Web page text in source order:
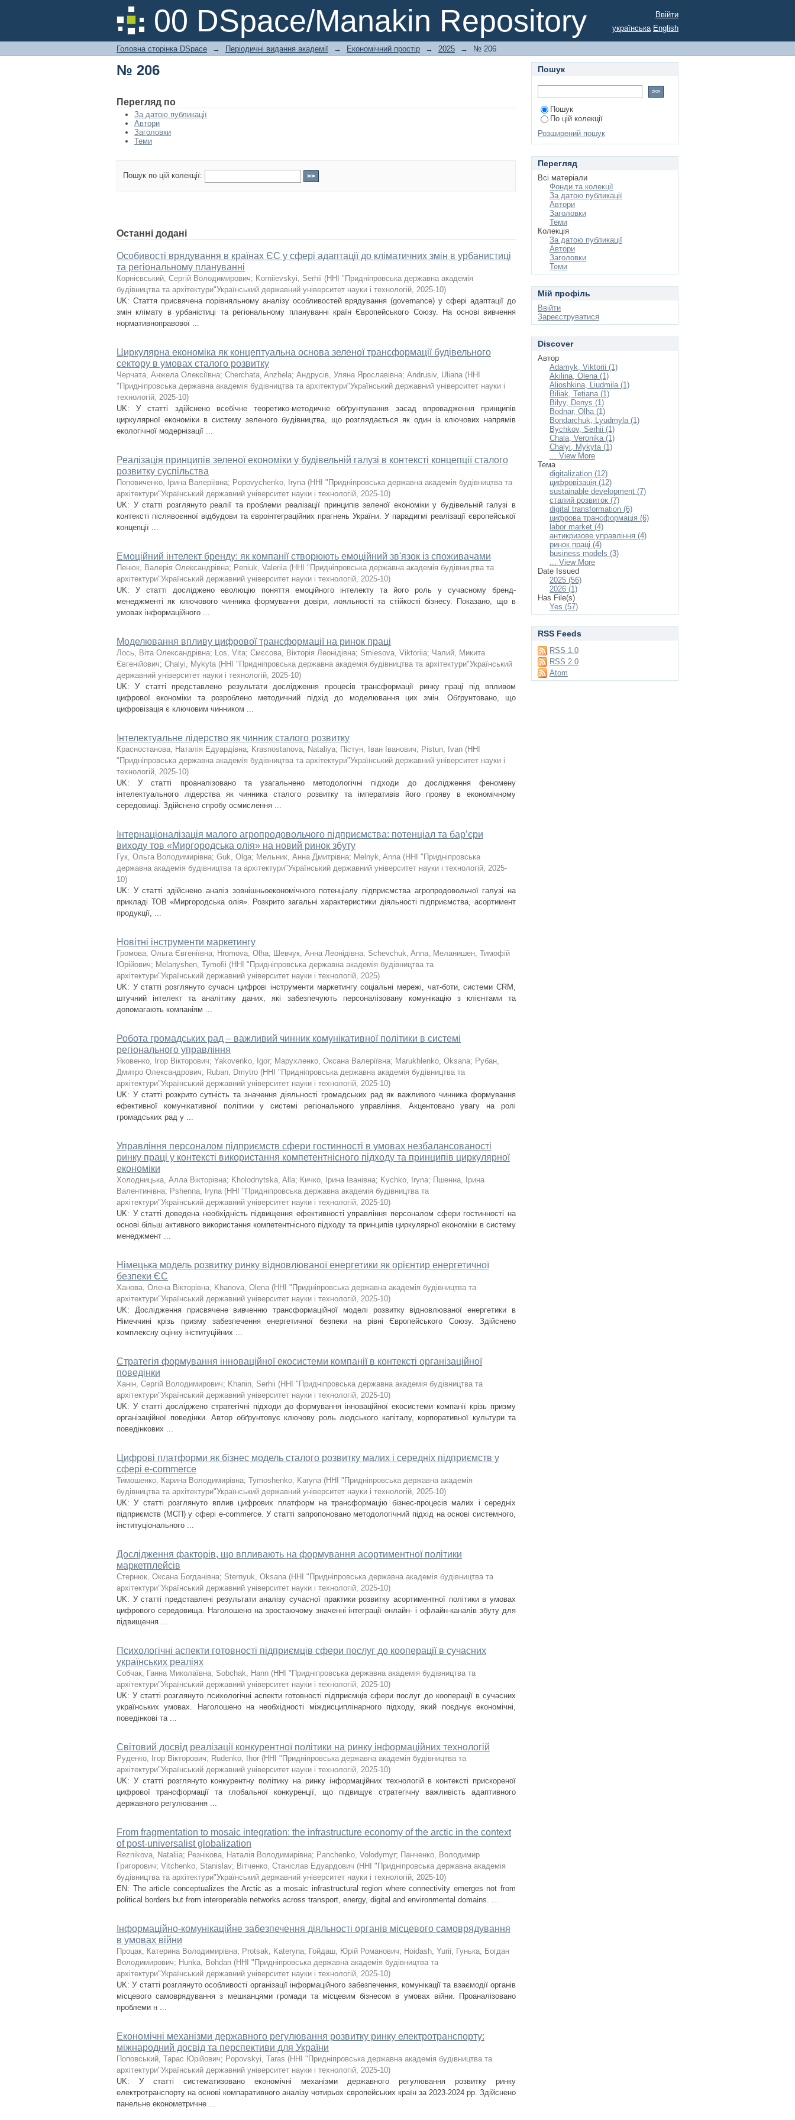
00 DSpace/Manakin Repository
№ 206
Ввійти
українська English
Головна сторінка DSpace → Періодичні видання академії → Економічний простір → 2025 → № 206
№ 206
Перегляд по
За датою публикації
Автори
Заголовки
Теми
Пошук по цій колекції:
Останні додані
Особивості врядування в країнах ЄС у сфері адаптації до кліматичних змін в урбанистиці
та регіональному плануванні
Корнієвський, Сергій Володимирович; Korniievskyi, Serhii (ННІ "Придніпровська державна академія
будівництва та архітектури"Український державний університет науки і технологій, 2025-10)
UK: Стаття присвячена порівняльному аналізу особливостей врядування (governance) у сфері адаптації до
змін клімату в урбаністиці та регіональному плануванні країн Європейського Союзу. На основі вивчення
нормативноправової ...
Циркулярна економіка як концептуальна основа зеленої трансформації будівельного
сектору в умовах сталого розвитку
Черчата, Анжела Олексіївна; Cherchata, Anzhela; Андрусів, Уляна Ярославівна; Аndrusiv, Uliana (ННІ
"Придніпровська державна академія будівництва та архітектури"Український державний університет науки і
технологій, 2025-10)
UK: У статті здійснено всебічне теоретико-методичне обґрунтування засад впровадження принципів
циркулярної економіки в систему зеленого будівництва, що розглядається як один із ключових напрямів
екологічної модернізації ...
Реалізація принципів зеленої економіки у будівельній галузі в контексті концепції сталого
розвитку суспільства
Поповиченко, Ірина Валеріївна; Popovychenko, Iryna (ННІ "Придніпровська державна академія будівництва та
архітектури"Український державний університет науки і технологій, 2025-10)
UK: У статті розглянуто реалії та проблеми реалізації принципів зеленої економіки у будівельній галузі в
контексті післявоєнної відбудови та євроінтеграційних прагнень України. У парадигмі реалізації європейської
концепції ...
Емоційний інтелект бренду: як компанії створюють емоційний зв'язок із споживачами
Пенюк, Валерія Олександрівна; Peniuk, Valeriia (ННІ "Придніпровська державна академія будівництва та
архітектури"Український державний університет науки і технологій, 2025-10)
UK: У статті досліджено еволюцію поняття емоційного інтелекту та його роль у сучасному бренд-
менеджменті як ключового чинника формування довіри, лояльності та стійкості бізнесу. Показано, що в
умовах інформаційного ...
Моделювання впливу цифрової трансформації на ринок праці
Лось, Віта Олександрівна; Los, Vita; Смєсова, Вікторія Леонідівна; Smiesova, Viktoriia; Чалий, Микита
Євгенійович; Chalyi, Mykyta (ННІ "Придніпровська державна академія будівництва та архітектури"Український
державний університет науки і технологій, 2025-10)
UK: У статті представлено результати дослідження процесів трансформації ринку праці під впливом
цифрової економіки та розроблено методичний підхід до моделювання цих змін. Обґрунтовано, що
цифровізація є ключовим чинником ...
Інтелектуальне лідерство як чинник сталого розвитку
Красностанова, Наталія Едуардівна; Krasnostanova, Nataliya; Пістун, Іван Іванович; Pistun, Ivan (ННІ
"Придніпровська державна академія будівництва та архітектури"Український державний університет науки і
технологій, 2025-10)
UK: У статті проаналізовано та узагальнено методологічні підходи до дослідження феномену
інтелектуального лідерства як чинника сталого розвитку та імперативів його прояву в економічному
середовищі. Здійснено спробу осмислення ...
Інтернаціоналізація малого агропродовольчого підприємства: потенціал та бар’єри
виходу тов «Миргородська олія» на новий ринок збуту
Гук, Ольга Володимирівна; Guk, Olga; Мельник, Анна Дмитрівна; Melnyk, Anna (ННІ "Придніпровська
державна академія будівництва та архітектури"Український державний університет науки і технологій, 2025-
10)
UK: У статті здійснено аналіз зовнішньоекономічного потенціалу підприємства агропродовольчої галузі на
прикладі ТОВ «Миргородська олія». Розкрито загальні характеристики діяльності підприємства, асортимент
продукції, ...
Новітні інструменти маркетингу
Громова, Ольга Євгеніївна; Hromova, Olha; Шевчук, Анна Леонідівна; Schevchuk, Anna; Меланишен, Тимофій
Юрійович; Melanyshen, Tymofii (ННІ "Придніпровська державна академія будівництва та
архітектури"Український державний університет науки і технологій, 2025)
UK: У статті розглянуто сучасні цифрові інструменти маркетингу соціальні мережі, чат-боти, системи CRM,
штучний інтелект та аналітику даних, які забезпечують персоналізовану комунікацію з клієнтами та
допомагають компаніям ...
Робота громадських рад – важливий чинник комунікативної політики в системі
регіонального управління
Яковенко, Ігор Вікторович; Yakovenko, Igor; Марухленко, Оксана Валеріївна; Marukhlenko, Oksana; Рубан,
Дмитро Олександрович; Ruban, Dmytro (ННІ "Придніпровська державна академія будівництва та
архітектури"Український державний університет науки і технологій, 2025-10)
UK: У статті розкрито сутність та значення діяльності громадських рад як важливого чинника формування
ефективної комунікативної політики у системі регіонального управління. Акцентовано увагу на ролі
громадських рад у ...
Управління персоналом підприємств сфери гостинності в умовах незбалансованості
ринку праці у контексті використання компетентнісного підходу та принципів циркулярної
економіки
Холодницька, Алла Вікторівна; Kholodnytska, Alla; Кичко, Ірина Іванівна; Kychko, Iryna; Пшенна, Ірина
Валентинівна; Pshenna, Iryna (ННІ "Придніпровська державна академія будівництва та
архітектури"Український державний університет науки і технологій, 2025-10)
UK: У статті доведена необхідність підвищення ефективності управління персоналом сфери гостинності на
основі більш активного використання компетентнісного підходу та принципів циркулярної економіки в систему
менеджмент ...
Німецька модель розвитку ринку відновлюваної енергетики як орієнтир енергетичної
безпеки ЄС
Ханова, Олена Вікторівна; Khanova, Olena (ННІ "Придніпровська державна академія будівництва та
архітектури"Український державний університет науки і технологій, 2025-10)
UK: Дослідження присвячене вивченню трансформаційної моделі розвитку відновлюваної енергетики в
Німеччині крізь призму забезпечення енергетичної безпеки на рівні Європейського Союзу. Здійснено
комплексну оцінку інституційних ...
Стратегія формування інноваційної екосистеми компанії в контексті організаційної
поведінки
Ханін, Сергій Володимирович; Khanin, Serhii (ННІ "Придніпровська державна академія будівництва та
архітектури"Український державний університет науки і технологій, 2025-10)
UK: У статті досліджено стратегічні підходи до формування інноваційної екосистеми компанії крізь призму
організаційної поведінки. Автор обґрунтовує ключову роль людського капіталу, корпоративної культури та
поведінкових ...
Цифрові платформи як бізнес модель сталого розвитку малих і середніх підприємств у
сфері e-commerce
Тимошенко, Карина Володимирівна; Tymoshenko, Karyna (ННІ "Придніпровська державна академія
будівництва та архітектури"Український державний університет науки і технологій, 2025-10)
UK: У статті розглянуто вплив цифрових платформ на трансформацію бізнес-процесів малих і середніх
підприємств (МСП) у сфері e-commerce. У статті запропоновано методологічний підхід на основі системного,
інституціонального ...
Дослідження факторів, що впливають на формування асортиментної політики
маркетплейсів
Стернюк, Оксана Богданівна; Sternyuk, Oksana (ННІ "Придніпровська державна академія будівництва та
архітектури"Український державний університет науки і технологій, 2025-10)
UK: У статті представлені результати аналізу сучасної практики розвитку асортиментної політики в умовах
цифрового середовища. Наголошено на зростаючому значенні інтеграції онлайн- і офлайн-каналів збуту для
підвищення ...
Психологічні аспекти готовності підприємців сфери послуг до кооперації в сучасних
українських реаліях
Собчак, Ганна Миколаївна; Sobchak, Hann (ННІ "Придніпровська державна академія будівництва та
архітектури"Український державний університет науки і технологій, 2025-10)
UK: У статті розглянуто психологічні аспекти готовності підприємців сфери послуг до кооперації в сучасних
українських умовах. Наголошено на необхідності міждисциплінарного підходу, який поєднує економічні,
поведінкові та ...
Світовий досвід реалізації конкурентної політики на ринку інформаційних технологій
Руденко, Ігор Вікторович; Rudenko, Ihor (ННІ "Придніпровська державна академія будівництва та
архітектури"Український державний університет науки і технологій, 2025-10)
UK: У статті розглянуто конкурентну політику на ринку інформаційних технологій в контексті прискореної
цифрової трансформації та глобальної конкуренції, що підвищує стратегічну важливість адаптивного
державного регулювання ...
From fragmentation to mosaic integration: the infrastructure economy of the arctic in the context
of post-universalist globalization
Reznikova, Nataliia; Резнікова, Наталія Володимирівна; Panchenko, Volodymyr; Панченко, Володимир
Григорович; Vitchenko, Stanislav; Вітченко, Станіслав Едуардович (ННІ "Придніпровська державна академія
будівництва та архітектури"Український державний університет науки і технологій, 2025-10)
EN: The article conceptualizes the Arctic as a mosaic infrastructural region where connectivity emerges not from
political borders but from interoperable networks across transport, energy, digital and environmental domains. ...
Інформаційно-комунікаційне забезпечення діяльності органів місцевого самоврядування
в умовах війни
Процак, Катерина Володимирівна; Protsak, Kateryna; Гойдаш, Юрій Романович; Hoidash, Yurii; Гунька, Богдан
Володимирович; Hunka, Bohdan (ННІ "Придніпровська державна академія будівництва та
архітектури"Український державний університет науки і технологій, 2025-10)
UK: У статті розглянуто особливості організації інформаційного забезпечення, комунікації та взаємодії органів
місцевого самоврядування з мешканцями громади та місцевим бізнесом в умовах війни. Проаналізовано
проблеми н ...
Економічні механізми державного регулювання розвитку ринку електротранспорту:
міжнародний досвід та перспективи для України
Поповський, Тарас Юрійович; Popovskyi, Taras (ННІ "Придніпровська державна академія будівництва та
архітектури"Український державний університет науки і технологій, 2025-10)
UK: У статті систематизовано економічні механізми державного регулювання розвитку ринку
електротранспорту на основі компаративного аналізу чотирьох європейських країн за 2023-2024 рр. Здійснено
панельне економетричне ...
Пошук
Пошук
По цій колекції
Розширений пошук
Перегляд
Всі матеріали
Фонди та колекції
За датою публикації
Автори
Заголовки
Теми
Колекція
За датою публикації
Автори
Заголовки
Теми
Мій профіль
Ввійти
Зареєструватися
Discover
Автор
Adamyk, Viktorii (1)
Akilina, Olena (1)
Alіoshkina, Lіudmila (1)
Biliak, Tetiana (1)
Bilyy, Denys (1)
Bodnar, Olha (1)
Bondarchuk, Lyudmyla (1)
Bychkov, Serhii (1)
Chala, Veronika (1)
Chalyi, Mykyta (1)
... View More
Тема
digitalization (12)
цифровізація (12)
sustainable development (7)
сталий розвиток (7)
digital transformation (6)
цифрова трансформація (6)
labor market (4)
антикризове управління (4)
ринок праці (4)
business models (3)
... View More
Date Issued
2025 (56)
2026 (1)
Has File(s)
Yes (57)
RSS Feeds
RSS 1.0
RSS 2.0
Atom